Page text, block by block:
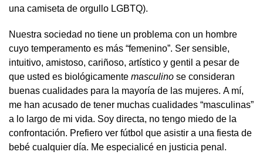
una camiseta de orgullo LGBTQ).
Nuestra sociedad no tiene un problema con un hombre
cuyo temperamento es más “femenino”. Ser sensible,
intuitivo, amistoso, cariñoso, artístico y gentil a pesar de
que usted es biológicamente masculino se consideran
buenas cualidades para la mayoría de las mujeres. A mí,
me han acusado de tener muchas cualidades “masculinas”
a lo largo de mi vida. Soy directa, no tengo miedo de la
confrontación. Prefiero ver fútbol que asistir a una fiesta de
bebé cualquier día. Me especialicé en justicia penal.